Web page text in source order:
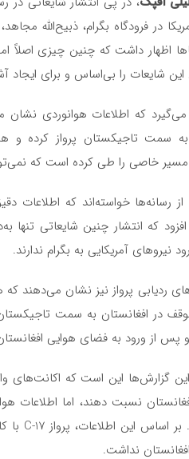
در فرودگاه بگرام، ذبیح‌الله
اظهار داشت که چنین چیزی اصلاً
شایعات را بی‌اساس و برای ایجاد
سمت تاجیکستان پرواز کرده و
مسیر خاصی را طی کرده است که
رسانه‌ها خواسته‌اند که اطلاعات
که انتشار چنین شایعاتی تنها
نیروهای آمریکایی به بگرام ندارند.
ردیابی پرواز نیز نشان می‌دهند
در افغانستان به سمت
و پس از ورود به فضای هوایی
گزارش‌ها این است که اکانت‌های
افغانستان نسبت دهند، اما
نداشت.